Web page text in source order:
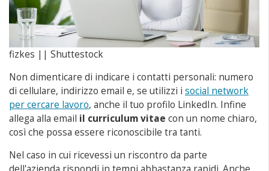
fizkes || Shuttestock
Non dimenticare di indicare i contatti personali: numero
di cellulare, indirizzo email e, se utilizzi i social network
per cercare lavoro, anche il tuo profilo LinkedIn. Infine
allega alla email il curriculum vitae con un nome chiaro,
così che possa essere riconoscibile tra tanti.
Nel caso in cui ricevessi un riscontro da parte